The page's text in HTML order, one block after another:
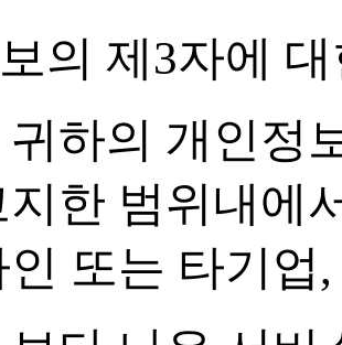
의 제3자에
귀하의 개인정
한 범위내에
또는 타기업